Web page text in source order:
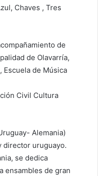
Chaves , Tres
de
de Olavarría,
Escuela de Música
Civil Cultura
Alemania)
director uruguayo.
se dedica
ensambles de gran